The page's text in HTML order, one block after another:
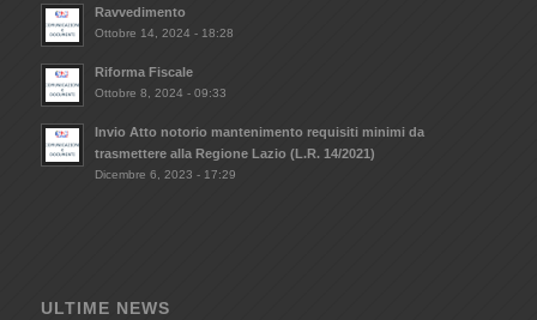
Ravvedimento
Ottobre 14, 2024 - 18:28
Riforma Fiscale
Ottobre 8, 2024 - 09:33
Invio Atto notorio mantenimento requisiti minimi da
trasmettere alla Regione Lazio (L.R. 14/2021)
Dicembre 6, 2023 - 17:29
ULTIME NEWS